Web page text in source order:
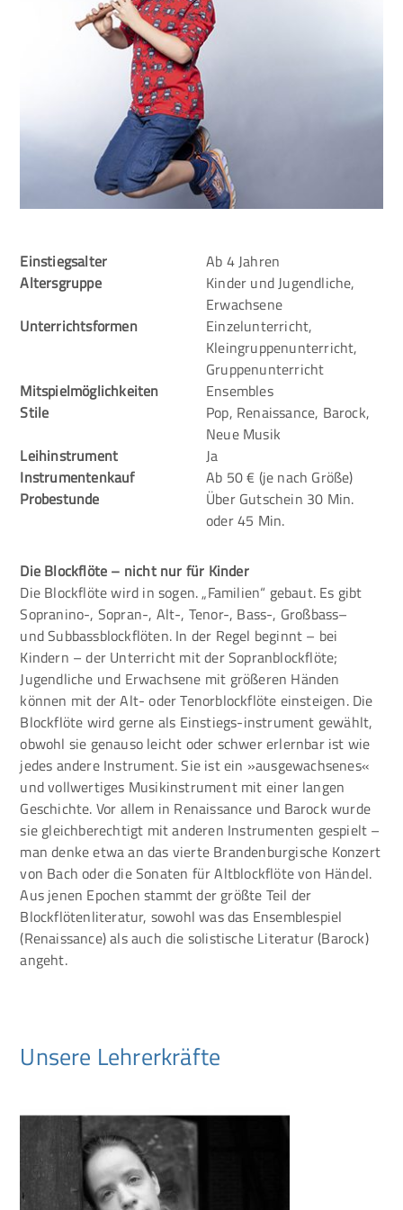
Einstiegsalter
Ab 4 Jahren
Altersgruppe
Kinder und Jugendliche,
Erwachsene
Unterrichtsformen
Einzelunterricht,
Kleingruppenunterricht,
Gruppenunterricht
Mitspielmöglichkeiten
Ensembles
Stile
Pop, Renaissance, Barock,
Neue Musik
Leihinstrument
Ja
Instrumentenkauf
Ab 50 € (je nach Größe)
Probestunde
Über Gutschein 30 Min.
oder 45 Min.
Die Blockflöte – nicht nur für Kinder
Die Blockflöte wird in sogen. „Familien“ gebaut. Es gibt
Sopranino-, Sopran-, Alt-, Tenor-, Bass-, Großbass–
und Subbassblockflöten. In der Regel beginnt – bei
Kindern – der Unterricht mit der Sopranblockflöte;
Jugendliche und Erwachsene mit größeren Händen
können mit der Alt- oder Tenorblockflöte einsteigen. Die
Blockflöte wird gerne als Einstiegs-instrument gewählt,
obwohl sie genauso leicht oder schwer erlernbar ist wie
jedes andere Instrument. Sie ist ein »ausgewachsenes«
und vollwertiges Musikinstrument mit einer langen
Geschichte. Vor allem in Renaissance und Barock wurde
sie gleichberechtigt mit anderen Instrumenten gespielt –
man denke etwa an das vierte Brandenburgische Konzert
von Bach oder die Sonaten für Altblockflöte von Händel.
Aus jenen Epochen stammt der größte Teil der
Blockflötenliteratur, sowohl was das Ensemblespiel
(Renaissance) als auch die solistische Literatur (Barock)
angeht.
Unsere Lehrerkräfte